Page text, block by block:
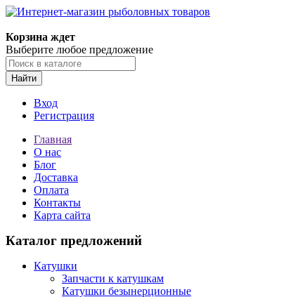
Корзина ждет
Выберите любое предложение
Найти
Вход
Регистрация
Главная
О нас
Блог
Доставка
Оплата
Контакты
Карта сайта
Каталог предложений
Катушки
Запчасти к катушкам
Катушки безынерционные